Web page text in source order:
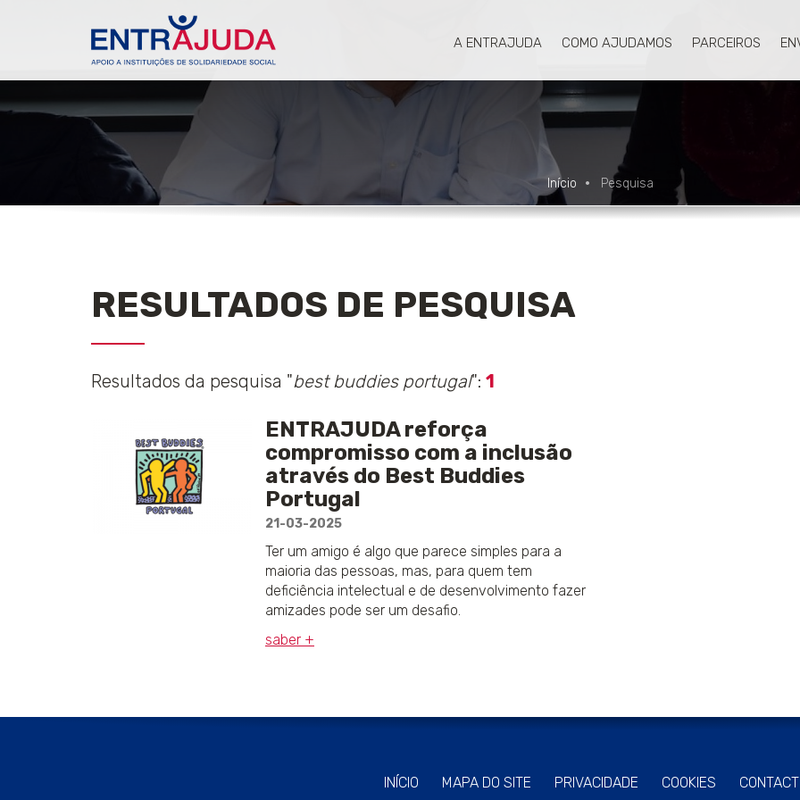
A ENTRAJUDA COMO AJUDAMOS PARCEIROS
Início Pesquisa
RESULTADOS DE PESQUISA
Resultados da pesquisa "best buddies portugal": 1
ENTRAJUDA reforça
compromisso com a inclusão
através do Best Buddies
Portugal
21-03-2025
Ter um amigo é algo que parece simples para a
maioria das pessoas, mas, para quem tem
deficiência intelectual e de desenvolvimento fazer
amizades pode ser um desafio.
saber +
INÍCIO MAPA DO SITE PRIVACIDADE COOKIES